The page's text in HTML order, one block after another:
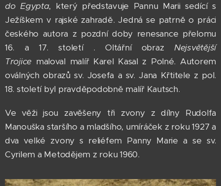
do Egypta, který představuje Pannu Marii sedící s
Ježíškem v rajské zahradě. Jedná se patrně o práci
českého autora z pozdní doby renesance přelomu
16. a 17. století . Oltářní obraz Nejsvětější
Trojice maloval malíř Karel Kasal z Polné. Autorem
oválných obrazů sv. Josefa a sv. Jana Křtitele z pol.
18. století byl pravděpodobně malíř Kautsch.
Ve věži jsou zavěšeny tři zvony z dílny Rudolfa
Manouška staršího a mladšího, umíráček z roku 1927 a
dva velké zvony s reliéfem Panny Marie a se sv.
Cyrilem a Metodějem z roku 1960.